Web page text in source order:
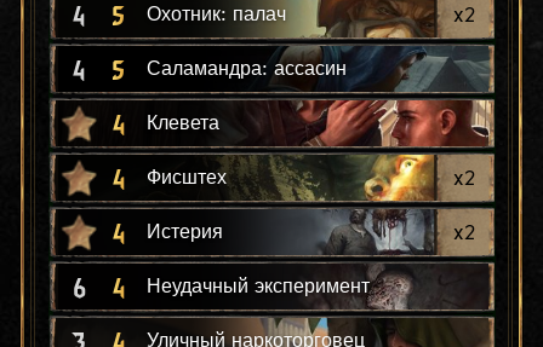
4 5 Охотник: палач x2
4 5 Саламандра: ассасин
4 Клевета
4 Фисштех x2
4 Истерия x2
6 4 Неудачный эксперимент
3 4 Уличный наркоторговец